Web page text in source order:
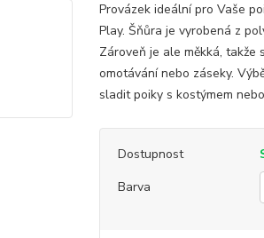
Provázek ideální pro Vaše
Play. Šňůra je vyrobená z
Zároveň je ale měkká,
omotávání nebo záseky.
sladit poiky s kostýmem
Dostupnost
Barva